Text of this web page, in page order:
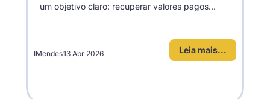
um objetivo claro: recuperar valores pagos...
Leia mais...
IMendes13 Abr 2026